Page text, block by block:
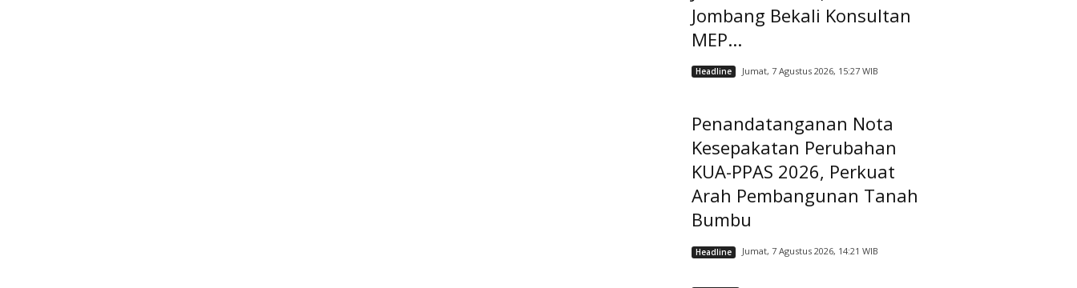
Jombang Bekali Konsultan
MEP...
Headline Jumat, 7 Agustus 2026, 15:27 WIB
Penandatanganan Nota
Kesepakatan Perubahan
KUA-PPAS 2026, Perkuat
Arah Pembangunan Tanah
Bumbu
Headline Jumat, 7 Agustus 2026, 14:21 WIB